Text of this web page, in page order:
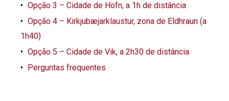
Opção 3 – Cidade de Höfn, a 1h de distância
Opção 4 – Kirkjubæjarklaustur, zona de Eldhraun (a
1h40)
Opção 5 – Cidade de Vik, a 2h30 de distância
Perguntas frequentes